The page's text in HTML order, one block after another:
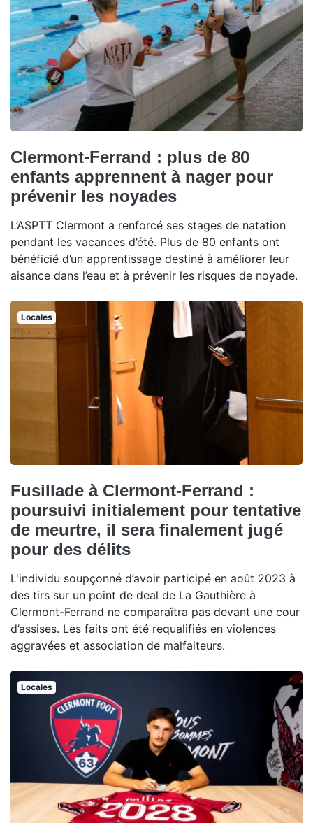
Clermont-Ferrand : plus de 80
enfants apprennent à nager pour
prévenir les noyades
L’ASPTT Clermont a renforcé ses stages de natation
pendant les vacances d’été. Plus de 80 enfants ont
bénéficié d’un apprentissage destiné à améliorer leur
aisance dans l’eau et à prévenir les risques de noyade.
Locales
Fusillade à Clermont-Ferrand :
poursuivi initialement pour tentative
de meurtre, il sera finalement jugé
pour des délits
L'individu soupçonné d’avoir participé en août 2023 à
des tirs sur un point de deal de La Gauthière à
Clermont-Ferrand ne comparaîtra pas devant une cour
d’assises. Les faits ont été requalifiés en violences
aggravées et association de malfaiteurs.
Locales